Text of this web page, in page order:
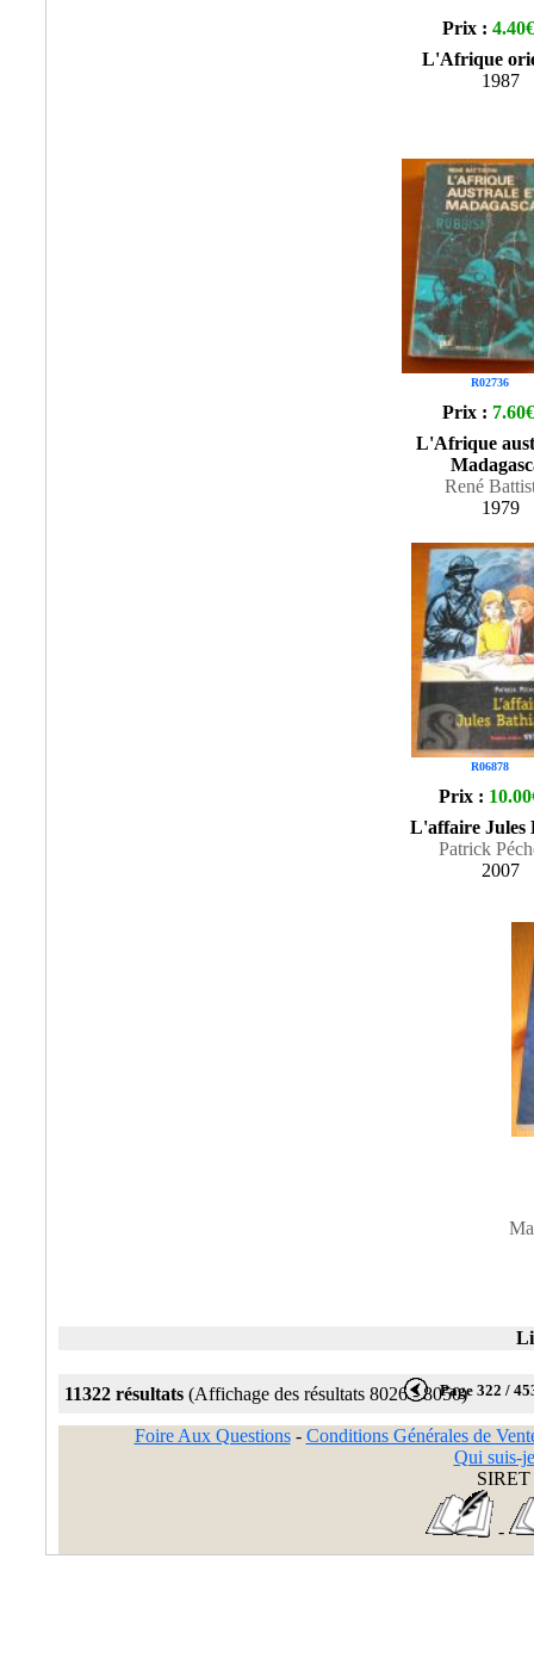
Prix : 4.40€
L'Afrique
1987
R02736
Prix : 7.60€
L'Afrique
René
1979
R06878
Prix :
L'affaire Jules
Patrick
2007
11322 résultats (Affichage des résultats 8026 - 8050)Page 322 /
Foire Aux Questions- Conditions Générales de
Qui suis-
SIRET
-